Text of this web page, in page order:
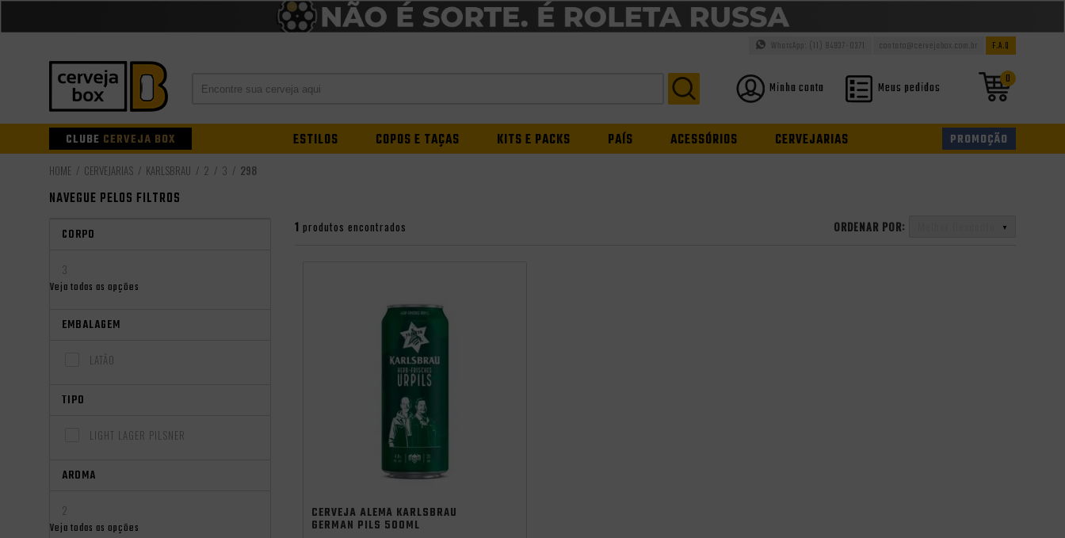
F.A.Q
contato@cervejabox.com.br
WhatsApp: (11) 94937-0371
0
Minha conta Meus pedidos
CLUBE CERVEJA BOX ESTILOS COPOS E TAÇAS KITS E PACKS PAÍS ACESSÓRIOS CERVEJARIAS PROMOÇÃO
CERVEJARIAS KARLSBRAU 2 3 298
NAVEGUE PELOS FILTROS
CORPO
3
Veja todas as opções
EMBALAGEM
LATÃO
TIPO
LIGHT LAGER PILSNER
AROMA
2
Veja todas as opções
1 produtos encontrados ORDENAR POR:
CERVEJA ALEMÃ KARLSBRÄU
GERMAN PILS 500ML